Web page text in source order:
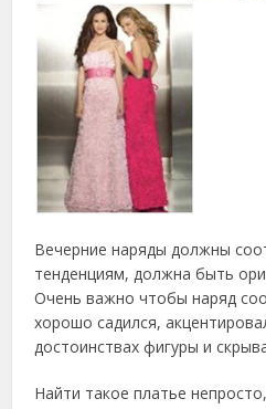
Вечерние наряды должны
тенденциям, должна быть
Очень важно чтобы наряд
хорошо садился,
достоинствах фигуры и
Найти такое платье